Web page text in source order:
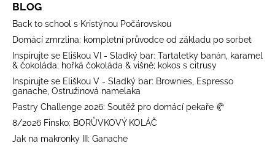
BLOG
Back to school s Kristýnou Počárovskou
Domácí zmrzlina: kompletní průvodce od základu po sorbet
Inspirujte se Eliškou VI - Sladký bar: Tartaletky banán, karamel
& čokoláda; hořká čokoláda & višně; kokos s citrusy
Inspirujte se Eliškou V - Sladký bar: Brownies, Espresso
ganache, Ostružinová namelaka
Pastry Challenge 2026: Soutěž pro domácí pekaře 🥐
8/2026 Finsko: BORŮVKOVÝ KOLÁČ
Jak na makronky III: Ganache